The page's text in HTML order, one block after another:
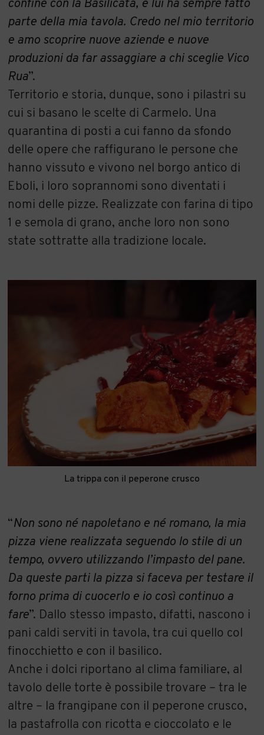
confine con la Basilicata, e lui ha sempre fatto
parte della mia tavola. Credo nel mio territorio
e amo scoprire nuove aziende e nuove
produzioni da far assaggiare a chi sceglie Vico
Rua”.
Territorio e storia, dunque, sono i pilastri su
cui si basano le scelte di Carmelo. Una
quarantina di posti a cui fanno da sfondo
delle opere che raffigurano le persone che
hanno vissuto e vivono nel borgo antico di
Eboli, i loro soprannomi sono diventati i
nomi delle pizze. Realizzate con farina di tipo
1 e semola di grano, anche loro non sono
state sottratte alla tradizione locale.
La trippa con il peperone crusco
“Non sono né napoletano e né romano, la mia
pizza viene realizzata seguendo lo stile di un
tempo, ovvero utilizzando l’impasto del pane.
Da queste parti la pizza si faceva per testare il
forno prima di cuocerlo e io così continuo a
fare”. Dallo stesso impasto, difatti, nascono i
pani caldi serviti in tavola, tra cui quello col
finocchietto e con il basilico.
Anche i dolci riportano al clima familiare, al
tavolo delle torte è possibile trovare – tra le
altre – la frangipane con il peperone crusco,
la pastafrolla con ricotta e cioccolato e le